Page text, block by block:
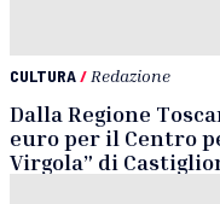
CULTURA/ Redazione
Dalla Regione
euro per il Centro
Virgola” di